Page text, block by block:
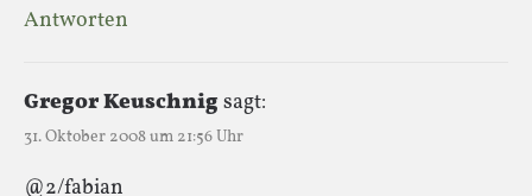
Antworten
Gregor Keuschnigsagt:
31. Oktober 2008 um 21:56 Uhr
@2/fabian